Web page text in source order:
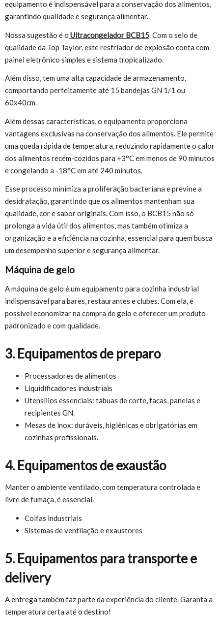
equipamento é indispensável para a conservação dos alimentos,
garantindo qualidade e segurança alimentar.
Nossa sugestão é o Ultracongelador BCB15. Com o selo de
qualidade da Top Taylor, este resfriador de explosão conta com
painel eletrônico simples e sistema tropicalizado.
Além disso, tem uma alta capacidade de armazenamento,
comportando perfeitamente até 15 bandejas GN 1/1 ou
60x40cm.
Além dessas características, o equipamento proporciona
vantagens exclusivas na conservação dos alimentos. Ele permite
uma queda rápida de temperatura, reduzindo rapidamente o calor
dos alimentos recém-cozidos para +3°C em menos de 90 minutos
e congelando a -18°C em até 240 minutos.
Esse processo minimiza a proliferação bacteriana e previne a
desidratação, garantindo que os alimentos mantenham sua
qualidade, cor e sabor originais. Com isso, o BCB15 não só
prolonga a vida útil dos alimentos, mas também otimiza a
organização e a eficiência na cozinha, essencial para quem busca
um desempenho superior e segurança alimentar.
Máquina de gelo
A máquina de gelo é um equipamento para cozinha industrial
indispensável para bares, restaurantes e clubes. Com ela, é
possível economizar na compra de gelo e oferecer um produto
padronizado e com qualidade.
3. Equipamentos de preparo
Processadores de alimentos
Liquidificadores industriais
Utensílios essenciais: tábuas de corte, facas, panelas e
recipientes GN.
Mesas de inox: duráveis, higiênicas e obrigatórias em
cozinhas profissionais.
4. Equipamentos de exaustão
Manter o ambiente ventilado, com temperatura controlada e
livre de fumaça, é essencial.
Coifas industriais
Sistemas de ventilação e exaustores
5. Equipamentos para transporte e
delivery
A entrega também faz parte da experiência do cliente. Garanta a
temperatura certa até o destino!